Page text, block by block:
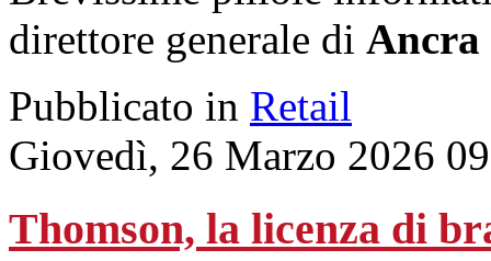
direttore generale di Ancra
Pubblicato in Retail
Giovedì, 26 Marzo 2026
Thomson, la licenza di